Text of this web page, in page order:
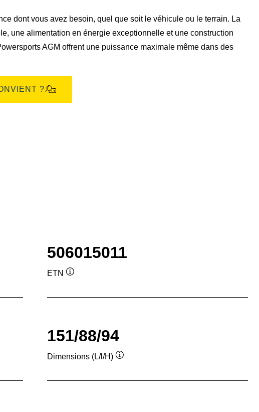
dont vous avez besoin, quel que soit le véhicule ou le terrain. La
une alimentation en énergie exceptionnelle et une construction
AGM offrent une puissance maximale même dans des
?
506015011
ETN
151/88/94
Dimensions (L/l/H)